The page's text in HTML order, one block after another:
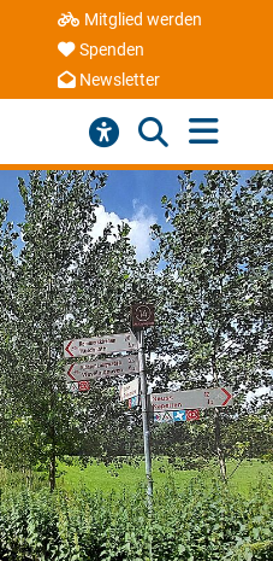
Mitglied werden
Spenden
Newsletter